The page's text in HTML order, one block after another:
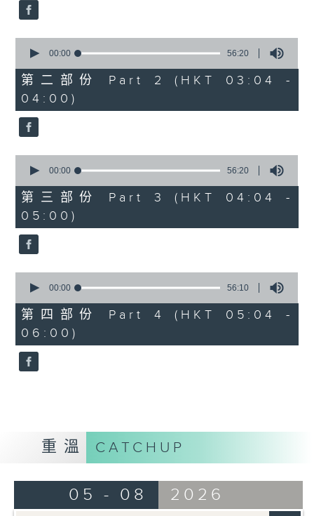
seconds
56
minutes,
20
seconds
00:00 56:20
第二部份 Part 2 (HKT 03:04 -
04:00)
seconds
56
minutes,
20
seconds
00:00 56:20
第三部份 Part 3 (HKT 04:04 -
05:00)
seconds
56
minutes,
10
seconds
00:00 56:10
第四部份 Part 4 (HKT 05:04 -
06:00)
重溫 CATCHUP
05 - 08 2026